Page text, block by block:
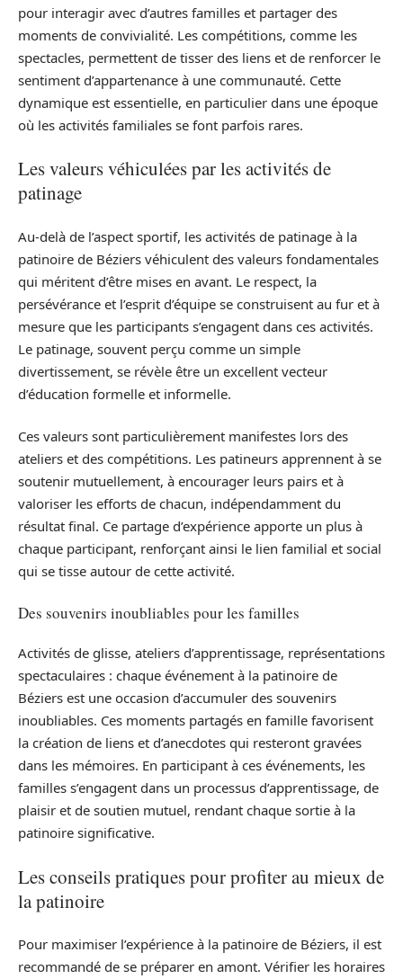
pour interagir avec d’autres familles et partager des
moments de convivialité. Les compétitions, comme les
spectacles, permettent de tisser des liens et de renforcer le
sentiment d’appartenance à une communauté. Cette
dynamique est essentielle, en particulier dans une époque
où les activités familiales se font parfois rares.
Les valeurs véhiculées par les activités de
patinage
Au-delà de l’aspect sportif, les activités de patinage à la
patinoire de Béziers véhiculent des valeurs fondamentales
qui méritent d’être mises en avant. Le respect, la
persévérance et l’esprit d’équipe se construisent au fur et à
mesure que les participants s’engagent dans ces activités.
Le patinage, souvent perçu comme un simple
divertissement, se révèle être un excellent vecteur
d’éducation formelle et informelle.
Ces valeurs sont particulièrement manifestes lors des
ateliers et des compétitions. Les patineurs apprennent à se
soutenir mutuellement, à encourager leurs pairs et à
valoriser les efforts de chacun, indépendamment du
résultat final. Ce partage d’expérience apporte un plus à
chaque participant, renforçant ainsi le lien familial et social
qui se tisse autour de cette activité.
Des souvenirs inoubliables pour les familles
Activités de glisse, ateliers d’apprentissage, représentations
spectaculaires : chaque événement à la patinoire de
Béziers est une occasion d’accumuler des souvenirs
inoubliables. Ces moments partagés en famille favorisent
la création de liens et d’anecdotes qui resteront gravées
dans les mémoires. En participant à ces événements, les
familles s’engagent dans un processus d’apprentissage, de
plaisir et de soutien mutuel, rendant chaque sortie à la
patinoire significative.
Les conseils pratiques pour profiter au mieux de
la patinoire
Pour maximiser l’expérience à la patinoire de Béziers, il est
recommandé de se préparer en amont. Vérifier les horaires